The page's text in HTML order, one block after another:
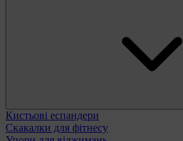
Кистьові еспандери
Скакалки для фітнесу